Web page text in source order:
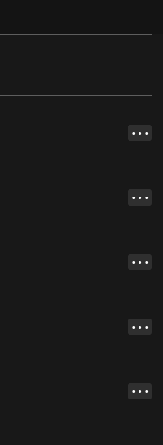
• • •
• • •
• • •
• • •
• • •